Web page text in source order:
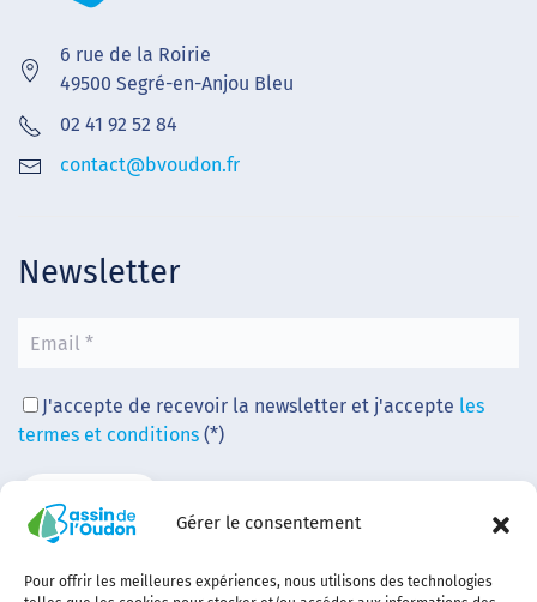
Gérer le consentement
Pour offrir les meilleures expériences, nous utilisons des technologies
6 rue de la Roirie
49500 Segré-en-Anjou Bleu
02 41 92 52 84
contact@bvoudon.fr
Newsletter
J'accepte de recevoir la newsletter et j'accepte les
termes et conditions (*)